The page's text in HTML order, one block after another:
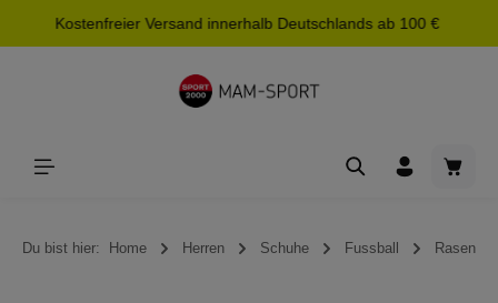
springen
Kostenfreier Versand innerhalb Deutschlands ab 100 €
Du bist hier: Home Herren Schuhe Fussball Rasen